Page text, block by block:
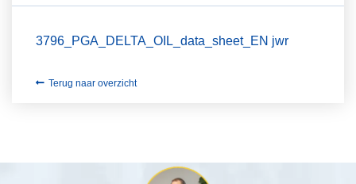
3796_PGA_DELTA_OIL_data_sheet_EN jwr
Terug naar overzicht